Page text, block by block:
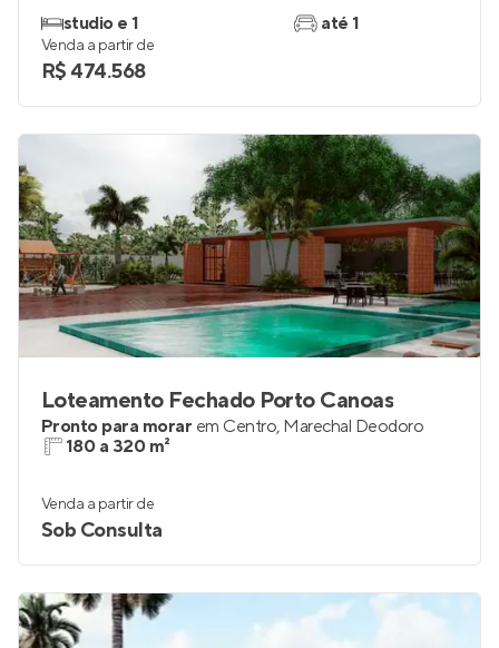
studio e 1
até 1
Venda a partir de
R$ 474.568
Loteamento Fechado Porto Canoas
Pronto para morar em Centro, Marechal Deodoro
180 a 320 m²
Venda a partir de
Sob Consulta